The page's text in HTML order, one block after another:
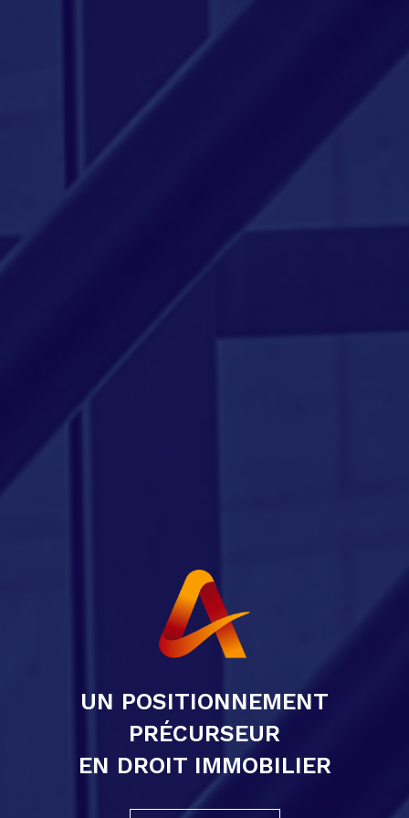
UN POSITIONNEMENT
PRÉCURSEUR
EN DROIT IMMOBILIER